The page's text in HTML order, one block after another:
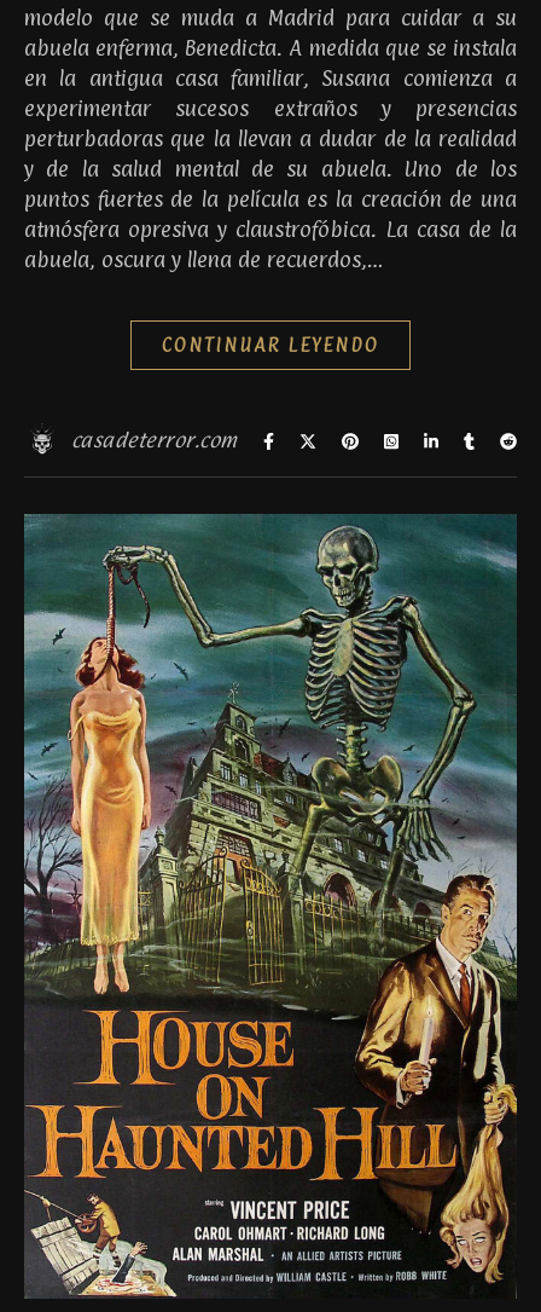
modelo que se muda a Madrid para cuidar a su
abuela enferma, Benedicta. A medida que se instala
en la antigua casa familiar, Susana comienza a
experimentar sucesos extraños y presencias
perturbadoras que la llevan a dudar de la realidad
y de la salud mental de su abuela. Uno de los
puntos fuertes de la película es la creación de una
atmósfera opresiva y claustrofóbica. La casa de la
abuela, oscura y llena de recuerdos,…
CONTINUAR LEYENDO
casadeterror.com